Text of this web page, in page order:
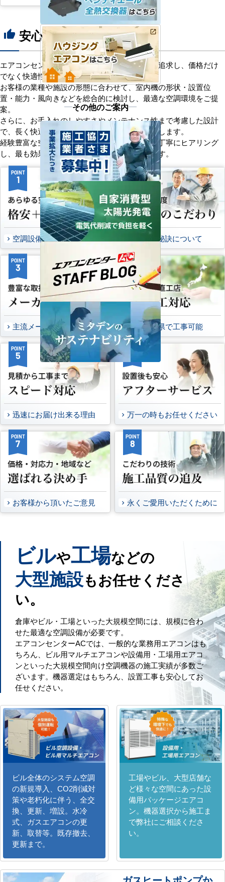
thumb_up 安心の8つのポイント
エアコンセンターACは、「格安＋α」の価値を追求し、価格だけ
でなく快適性と機能性にもこだわっています。
お客様の業種や施設の形態に合わせて、室内機の形状・設置位
置・能力・風向きなどを総合的に検討し、最適な空調環境をご提
案。
さらに、お手入れのしやすさやメンテナンス性まで考慮した設計
で、長く快適にご使用いただけるようサポートします。
経験豊富な空調技術者が現場の状況やご要望を丁寧にヒアリング
し、最も効果的で効率的なプランをお届けします。
POINT
1
空調設備のご提案について
POINT
2
選ばれる秘訣について
POINT
3
主流メーカーを全取扱可能
POINT
4
47都道府県で工事可能
POINT
5
迅速にお届け出来る理由
POINT
万一の時もお任せください
POINT
7
お客様から頂いたご意見
POINT
8
永くご愛用いただくために
ビルや工場などの
大型施設もお任せくださ
い。
倉庫やビル・工場といった大規模空間には、規模に合わ
せた最適な空調設備が必要です。
エアコンセンターACでは、一般的な業務用エアコンはも
ちろん、ビル用マルチエアコンや設備用・工場用エアコ
ンといった大規模空間向け空調機器の施工実績が多数ご
ざいます。機器選定はもちろん、設置工事も安心してお
任せください。
ビル全体のシステム空調
の新規導入、CO2削減対
策や老朽化に伴う、全交
換、更新、増設。水冷
式、ガスエアコンの更
新、取替等。既存撤去、
更新まで。
工場やビル、大型店舗な
ど様々な空間にあった設
備用パッケージエアコ
ン。機器選択から施工ま
で弊社にご相談くださ
い。
その他のご案内